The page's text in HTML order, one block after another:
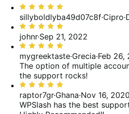
recensioni
delle
recensioni
recensioni
Valutato
5
su
5
sillyboldlyba49d07c8f·Cipro·
Valutato
5
su
5
johnr·Sep 21, 2022
Valutato
5
su
5
mygreektaste·Grecia·Feb 26,
The option of multiple
the support rocks!
Valutato
5
su
raptor7gr·Ghana·Nov 16, 2020
WPSlash has the best